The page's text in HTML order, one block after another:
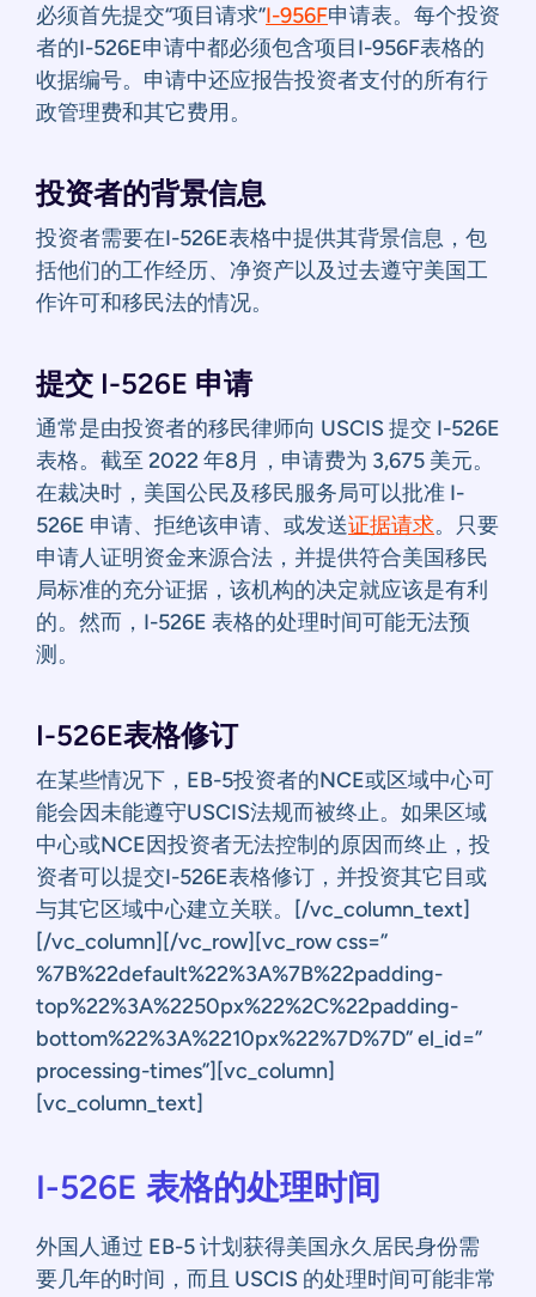
必须首先提交“项目请求”I-956F申请表。每个投资
者的I-526E申请中都必须包含项目I-956F表格的
收据编号。申请中还应报告投资者支付的所有行
政管理费和其它费用。
投资者的背景信息
投资者需要在I-526E表格中提供其背景信息，包
括他们的工作经历、净资产以及过去遵守美国工
作许可和移民法的情况。
提交 I-526E 申请
通常是由投资者的移民律师向 USCIS 提交 I-526E
表格。截至 2022 年8月，申请费为 3,675 美元。
在裁决时，美国公民及移民服务局可以批准 I-
526E 申请、拒绝该申请、或发送证据请求。只要
申请人证明资金来源合法，并提供符合美国移民
局标准的充分证据，该机构的决定就应该是有利
的。然而，I-526E 表格的处理时间可能无法预
测。
I-526E表格修订
在某些情况下，EB-5投资者的NCE或区域中心可
能会因未能遵守USCIS法规而被终止。如果区域
中心或NCE因投资者无法控制的原因而终止，投
资者可以提交I-526E表格修订，并投资其它目或
与其它区域中心建立关联。[/vc_column_text]
[/vc_column][/vc_row][vc_row css=”
%7B%22default%22%3A%7B%22padding-
top%22%3A%2250px%22%2C%22padding-
bottom%22%3A%2210px%22%7D%7D” el_id=”
processing-times”][vc_column]
[vc_column_text]
I-526E 表格的处理时间
外国人通过 EB-5 计划获得美国永久居民身份需
要几年的时间，而且 USCIS 的处理时间可能非常